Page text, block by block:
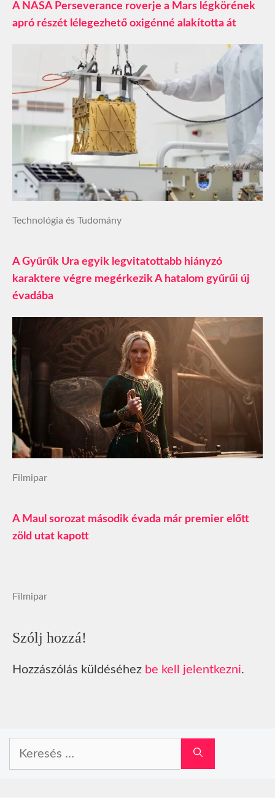
A NASA Perseverance roverje a Mars légkörének
apró részét lélegezhető oxigénné alakította át
Technológia és Tudomány
A Gyűrűk Ura egyik legvitatottabb hiányzó
karaktere végre megérkezik A hatalom gyűrűi új
évadába
Filmipar
A Maul sorozat második évada már premier előtt
zöld utat kapott
Filmipar
Szólj hozzá!
Hozzászólás küldéséhez be kell jelentkezni.